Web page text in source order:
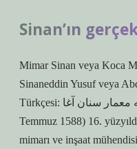
Sinan’ın
Mimar Sinan veya Koca
Sinaneddin Yusuf veya
Türkçesi: قوجه معمار سنان آغا; yaklaşık 1488/90 – 17
Temmuz 1588) 16.
mimarı ve inşaat